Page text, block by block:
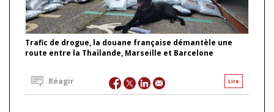
Trafic de drogue, la douane française démantèle une
route entre la Thaïlande, Marseille et Barcelone
Lire
Réagir